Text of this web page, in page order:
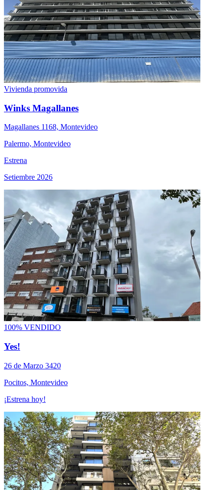
Vivienda promovida
Winks Magallanes
Magallanes 1168, Montevideo
Palermo, Montevideo
Estrena
Setiembre 2026
100% VENDIDO
Yes!
26 de Marzo 3420
Pocitos, Montevideo
¡Estrena hoy!